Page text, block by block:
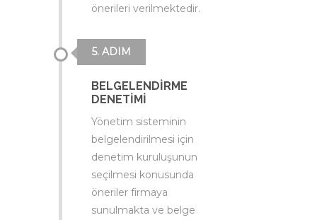
önerileri verilmektedir.
5. ADIM
BELGELENDİRME
DENETİMİ
Yönetim sisteminin
belgelendirilmesi için
denetim kuruluşunun
seçilmesi konusunda
öneriler firmaya
sunulmakta ve belge